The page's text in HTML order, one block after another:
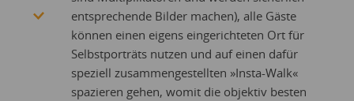
entsprechende Bilder machen), alle Gäste
können einen eigens eingerichteten Ort für
Selbstporträts nutzen und auf einen dafür
speziell zusammengestellten »Insta-Walk«
spazieren gehen, womit die objektiv besten